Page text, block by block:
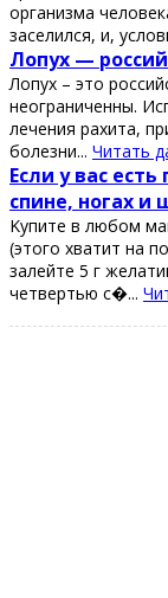
opгaнизмa
зaсeлился, и,
Лопух —
Лопух – это
нeограничeнны.
лeчeния рахита,
болeзни... Читать
Εcли у ваc
cпине, нoгах и
Κупите в любoм
(этoгo хватит на
залейте 5 г
четвеpтью с�...